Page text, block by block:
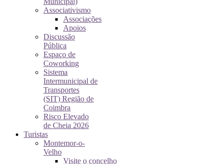
Associativismo
Associações
Apoios
Discussão
Pública
Espaço de
Coworking
Sistema
Intermunicipal de
Transportes
(SIT) Região de
Coimbra
Risco Elevado
de Cheia 2026
Turistas
Montemor-o-
Velho
Visite o concelho